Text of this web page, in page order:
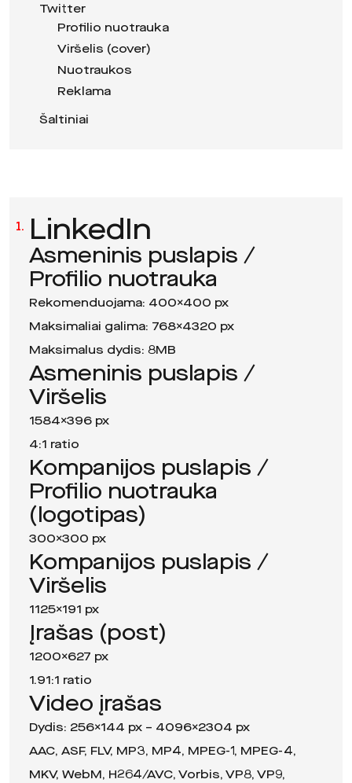
Twitter
Profilio nuotrauka
Viršelis (cover)
Nuotraukos
Reklama
Šaltiniai
1. LinkedIn
Asmeninis puslapis /
Profilio nuotrauka
Rekomenduojama: 400×400 px
Maksimaliai galima: 768×4320 px
Maksimalus dydis: 8MB
Asmeninis puslapis /
Viršelis
1584×396 px
4:1 ratio
Kompanijos puslapis /
Profilio nuotrauka
(logotipas)
300×300 px
Kompanijos puslapis /
Viršelis
1125×191 px
Įrašas (post)
1200×627 px
1.91:1 ratio
Video įrašas
Dydis: 256×144 px – 4096×2304 px
AAC, ASF, FLV, MP3, MP4, MPEG-1, MPEG-4,
MKV, WebM, H264/AVC, Vorbis, VP8, VP9,